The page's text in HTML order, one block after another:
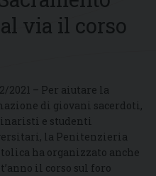
via il corso
2021 – Per aiutare la
di giovani sacerdoti,
e studenti
la Penitenzieria
ha organizzato anche
il corso sul foro